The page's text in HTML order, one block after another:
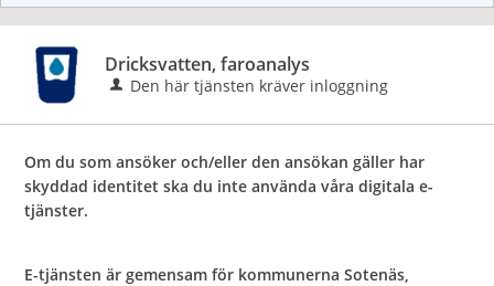
Dricksvatten, faroanalys
Den här tjänsten kräver inloggning
Om du som ansöker och/eller den ansökan gäller har
skyddad identitet ska du inte använda våra digitala e-
tjänster.
E-tjänsten är gemensam för kommunerna Sotenäs,